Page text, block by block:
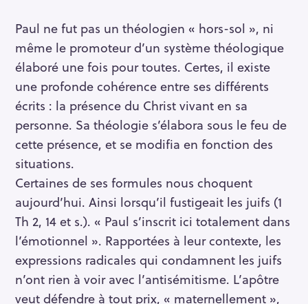
Paul ne fut pas un théologien « hors-sol », ni
même le promoteur d’un système théologique
élaboré une fois pour toutes. Certes, il existe
une profonde cohérence entre ses différents
écrits : la présence du Christ vivant en sa
personne. Sa théologie s’élabora sous le feu de
cette présence, et se modifia en fonction des
situations.
Certaines de ses formules nous choquent
aujourd’hui. Ainsi lorsqu’il fustigeait les juifs (1
Th 2, 14 et s.). « Paul s’inscrit ici totalement dans
l’émotionnel ». Rapportées à leur contexte, les
expressions radicales qui condamnent les juifs
n’ont rien à voir avec l’antisémitisme. L’apôtre
veut défendre à tout prix, « maternellement »,